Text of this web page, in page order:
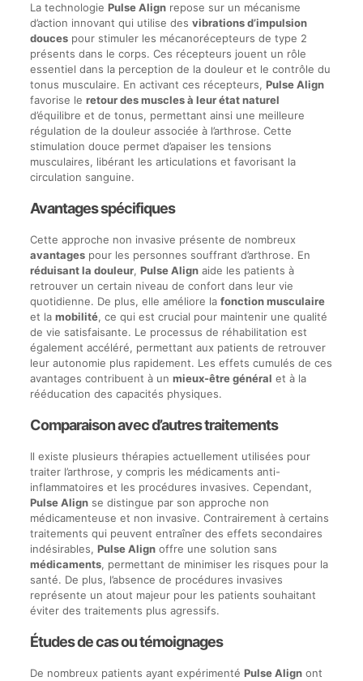
La technologie Pulse Alignrepose sur un mécanisme
d’action innovant qui utilise des vibrations d’impulsion
doucespour stimuler les mécanorécepteurs de type 2
présents dans le corps. Ces récepteurs jouent un rôle
essentiel dans la perception de la douleur et le contrôle du
tonus musculaire. En activant ces récepteurs, Pulse Align
favorise le retour des muscles à leur état naturel
d’équilibre et de tonus, permettant ainsi une meilleure
régulation de la douleur associée à l’arthrose. Cette
stimulation douce permet d’apaiser les tensions
musculaires, libérant les articulations et favorisant la
circulation sanguine.
Avantages spécifiques
Cette approche non invasive présente de nombreux
avantagespour les personnes souffrant d’arthrose. En
réduisant la douleur, Pulse Alignaide les patients à
retrouver un certain niveau de confort dans leur vie
quotidienne. De plus, elle améliore la fonction musculaire
et la mobilité, ce qui est crucial pour maintenir une qualité
de vie satisfaisante. Le processus de réhabilitation est
également accéléré, permettant aux patients de retrouver
leur autonomie plus rapidement. Les effets cumulés de ces
avantages contribuent à un mieux-être général et à la
rééducation des capacités physiques.
Comparaison avec d’autres traitements
Il existe plusieurs thérapies actuellement utilisées pour
traiter l’arthrose, y compris les médicaments anti-
inflammatoires et les procédures invasives. Cependant,
Pulse Alignse distingue par son approche non
médicamenteuse et non invasive. Contrairement à certains
traitements qui peuvent entraîner des effets secondaires
indésirables, Pulse Alignoffre une solution sans
médicaments, permettant de minimiser les risques pour la
santé. De plus, l’absence de procédures invasives
représente un atout majeur pour les patients souhaitant
éviter des traitements plus agressifs.
Études de cas ou témoignages
De nombreux patients ayant expérimenté Pulse Alignont